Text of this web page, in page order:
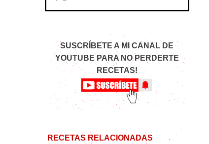
SUSCRÍBETE A MI CANAL DE
YOUTUBE PARA NO PERDERTE
RECETAS!
RECETAS RELACIONADAS